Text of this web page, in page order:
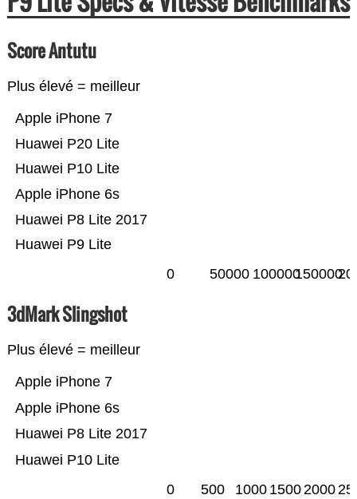
Score Antutu
Plus élevé = meilleur
Huawei P9 Lite
Huawei P8 Lite 2017
Apple iPhone 6s
Huawei P10 Lite
Huawei P20 Lite
Apple iPhone 7
0 50000 100000150000
3dMark Slingshot
Plus élevé = meilleur
Huawei P10 Lite
Huawei P8 Lite 2017
Apple iPhone 6s
Apple iPhone 7
0 500 1000 15002000